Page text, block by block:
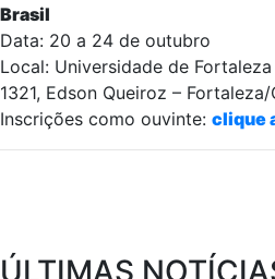
Brasil
Data: 20 a 24 de outubro
Local: Universidade de
1321, Edson Queiroz – Fortaleza/
Inscrições como ouvinte: clique
ÚLTIMAS